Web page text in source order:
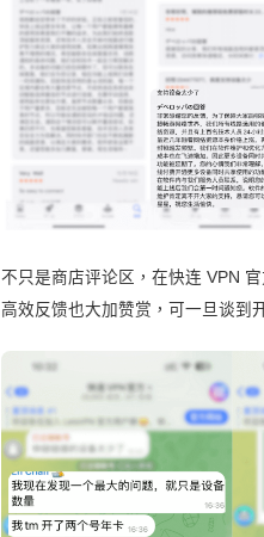
不只是商店评论区，在快连 VPN
高效反馈也大加赞赏，可一旦谈到